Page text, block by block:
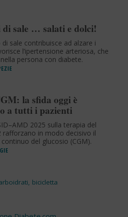
sale … salati e dolci!
sale contribuisce ad alzare i
l’ipertensione arteriosa, che
persona con diabete.
la sfida oggi è
a tutti i pazienti
2025 sulla terapia del
in modo decisivo il
del glucosio (CGM).
, bicicletta